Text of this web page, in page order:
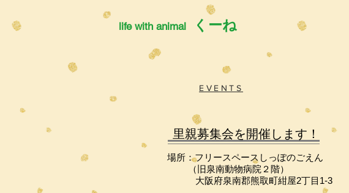
life with animal くーね
EVENTS
里親募集会を開催します！
場所：フリースペースしっぽのごえん
（旧泉南動物病院２階）
大阪府泉南郡熊取町紺屋2丁目1-3